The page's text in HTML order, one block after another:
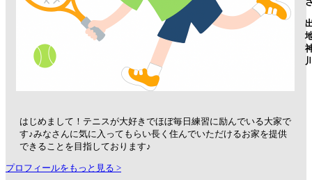
はじめまして！テニスが大好きでほぼ毎日練習に励んでいる大家で
す♪みなさんに気に入ってもらい長く住んでいただけるお家を提供
できることを目指しております♪
プロフィールをもっと見る >